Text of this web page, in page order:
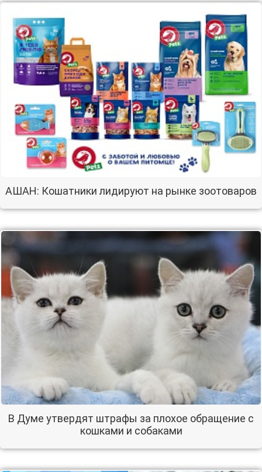
АШАН: Кошатники лидируют на рынке зоотоваров
В Думе утвердят штрафы за плохое обращение с
кошками и собаками